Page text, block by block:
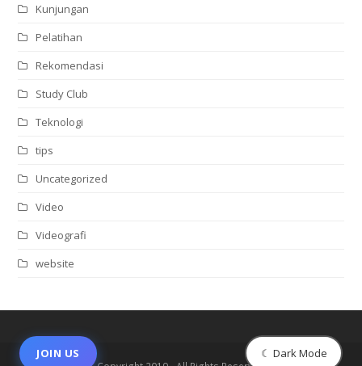
Kunjungan
Pelatihan
Rekomendasi
Study Club
Teknologi
tips
Uncategorized
Video
Videografi
website
JOIN US ☾ Dark Mode